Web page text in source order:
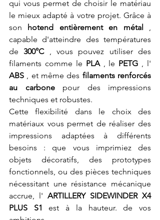
qui vous permet de choisir le matériau
le mieux adapté à votre projet. Grâce à
son hotend entièrement en métal ,
capable d'atteindre des températures
de 300°C , vous pouvez utiliser des
filaments comme le PLA , le PETG
ABS , et même des filaments renforcés
au carbone pour des impressions
techniques et robustes.
Cette flexibilité dans le choix des
matériaux vous permet de réaliser des
impressions adaptées à différents
besoins : que vous imprimiez des
objets décoratifs, des prototypes
fonctionnels, ou des pièces techniques
nécessitant une résistance mécanique
accrue, l' ARTILLERY SIDEWINDER X4
PLUS S1 est à la hauteur. de vos